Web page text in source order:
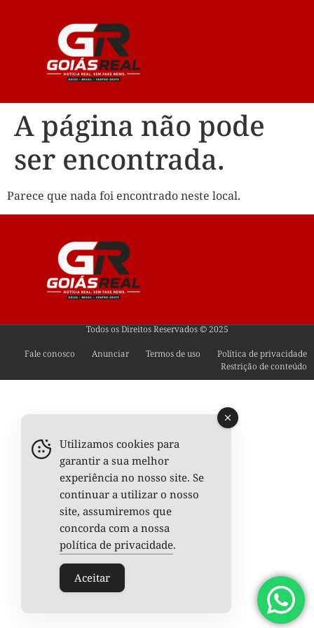
A página não pode
ser encontrada.
Parece que nada foi encontrado neste local.
Todos os Direitos Reservados © 2025
Fale conosco Anunciar Termos de uso
Política de privacidade
Restrição de conteúdo
Utilizamos cookies para
garantir a sua melhor
experiência no nosso site. Se
continuar a utilizar o nosso
site, assumiremos que
concorda com a nossa
política de privacidade.
Aceitar